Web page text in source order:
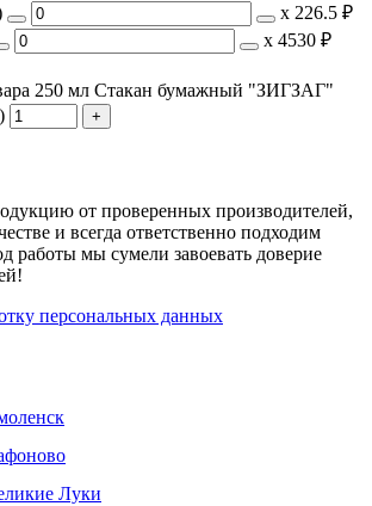
х 226.5 ₽
х 4530 ₽
250 мл Стакан бумажный "ЗИГЗАГ"
от проверенных производителей,
и всегда ответственно подходим
работы мы сумели завоевать доверие
персональных данных
Луки